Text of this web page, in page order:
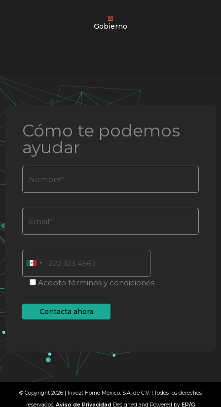
Gobierno
Cómo te podemos
ayudar
Acepto términos y condiciones
© Copyright 2026 | Invezt Home México, S.A. de C.V. | Todos los derechos
reservados. Aviso de Privacidad Designed and Powered by EP/G